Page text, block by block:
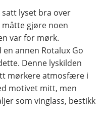
lyset bra over
gjøre noen
var for mørk.
en annen Rotalux Go
Denne lyskilden
mørkere atmosfære i
motivet mitt, men
som vinglass, bestikk